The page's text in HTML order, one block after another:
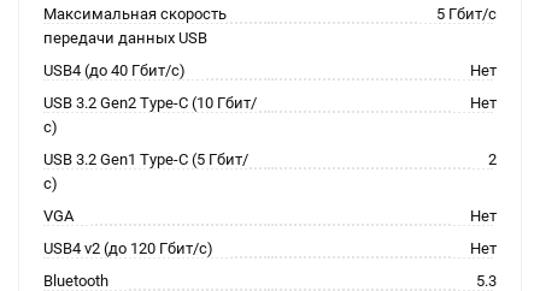
Максимальная скорость
передачи данных USB
5 Гбит/с
USB4 (до 40 Гбит/с)
Нет
USB 3.2 Gen2 Type-C (10 Гбит/
с)
Нет
USB 3.2 Gen1 Type-C (5 Гбит/
с)
2
VGA
Нет
USB4 v2 (до 120 Гбит/с)
Нет
Bluetooth
5.3